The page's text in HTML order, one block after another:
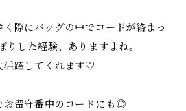
際にバッグの中でコードが絡まっ
した経験、ありますよね。
活躍してくれます♡
お留守番中のコードにも◎